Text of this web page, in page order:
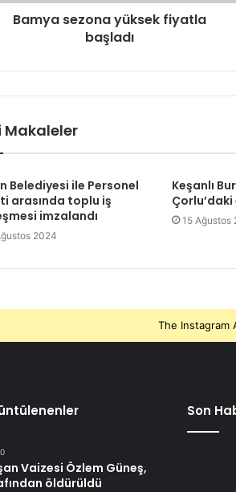
Bamya sezona yüksek fiyatla
başladı
Makaleler
Belediyesi ile Personel
arasında toplu iş
imzalandı
2024
Keşanlı
15 Ağustos
The Instagram
Vaizesi Özlem Güneş,
öldürüldü
Son